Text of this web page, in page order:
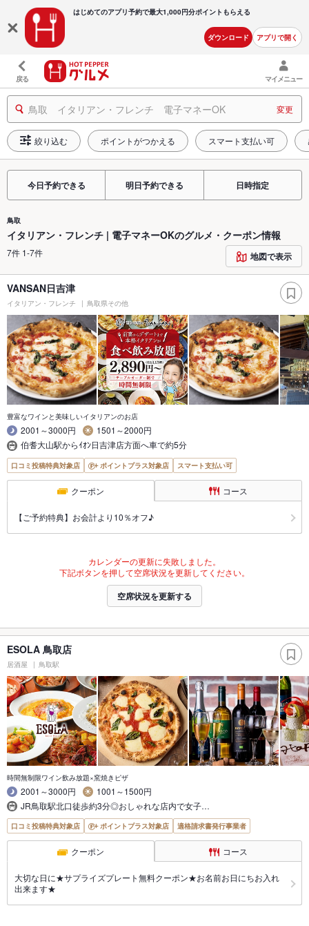
はじめてのアプリ予約で最大1,000円分ポイントもらえる
ダウンロード アプリで開く
戻る マイメニュー
鳥取 イタリアン・フレンチ 電子マネーOK 変更
絞り込む ポイントがつかえる スマート支払い可
今日予約できる 明日予約できる 日時指定
鳥取
イタリアン・フレンチ | 電子マネーOKのグルメ・クーポン情報
7件 1-7件 地図で表示
VANSAN日吉津
イタリアン・フレンチ 鳥取県その他
豊富なワインと美味しいイタリアンのお店
2001～3000円
1501～2000円
伯耆大山駅からｲｵﾝ日吉津店方面へ車で約5分
口コミ投稿特典対象店 ポイントプラス対象店 スマート支払い可
クーポン コース
【ご予約特典】お会計より10％オフ♪
カレンダーの更新に失敗しました。
下記ボタンを押して空席状況を更新してください。
空席状況を更新する
ESOLA 鳥取店
居酒屋 鳥取駅
時間無制限ワイン飲み放題×窯焼きピザ
2001～3000円
1001～1500円
JR鳥取駅北口徒歩約3分◎おしゃれな店内で女子…
口コミ投稿特典対象店 ポイントプラス対象店 適格請求書発行事業者
クーポン コース
大切な日に★サプライズプレート無料クーポン★お名前お日にちお入れ
出来ます★